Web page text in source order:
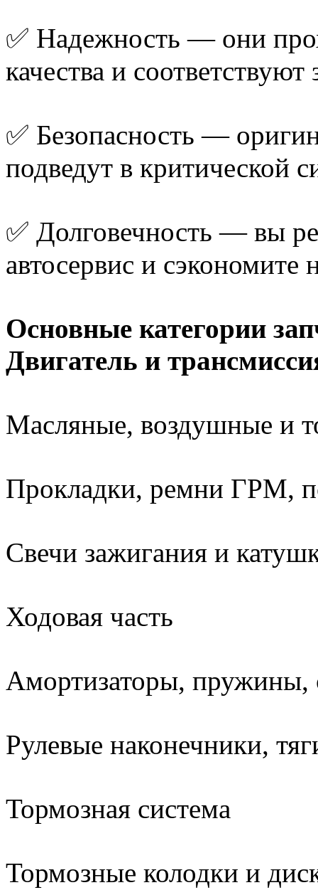
✅ Надежность — они
качества и
✅ Безопасность —
подведут в критической
✅ Долговечность — вы
автосервис и сэкономите
Основные категории
Двигатель и
Масляные, воздушные и
Прокладки, ремни ГРМ,
Свечи зажигания и
Ходовая часть
Амортизаторы, пружины,
Рулевые наконечники,
Тормозная система
Тормозные колодки и